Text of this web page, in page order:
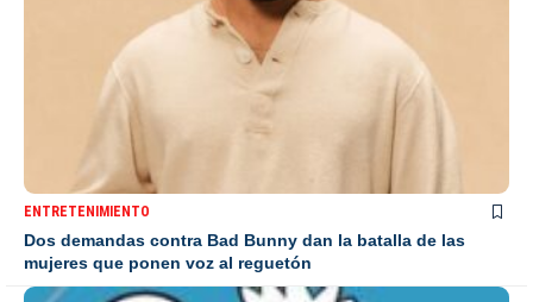
ENTRETENIMIENTO
Dos demandas contra Bad Bunny dan la batalla de las
mujeres que ponen voz al reguetón